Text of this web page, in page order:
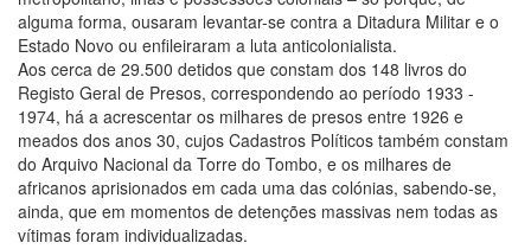
alguma forma, ousaram levantar-se contra a Ditadura Militar e o
Estado Novo ou enfileiraram a luta anticolonialista.
Aos cerca de 29.500 detidos que constam dos 148 livros do
Registo Geral de Presos, correspondendo ao período 1933 -
1974, há a acrescentar os milhares de presos entre 1926 e
meados dos anos 30, cujos Cadastros Políticos também constam
do Arquivo Nacional da Torre do Tombo, e os milhares de
africanos aprisionados em cada uma das colónias, sabendo-se,
ainda, que em momentos de detenções massivas nem todas as
vítimas foram individualizadas.